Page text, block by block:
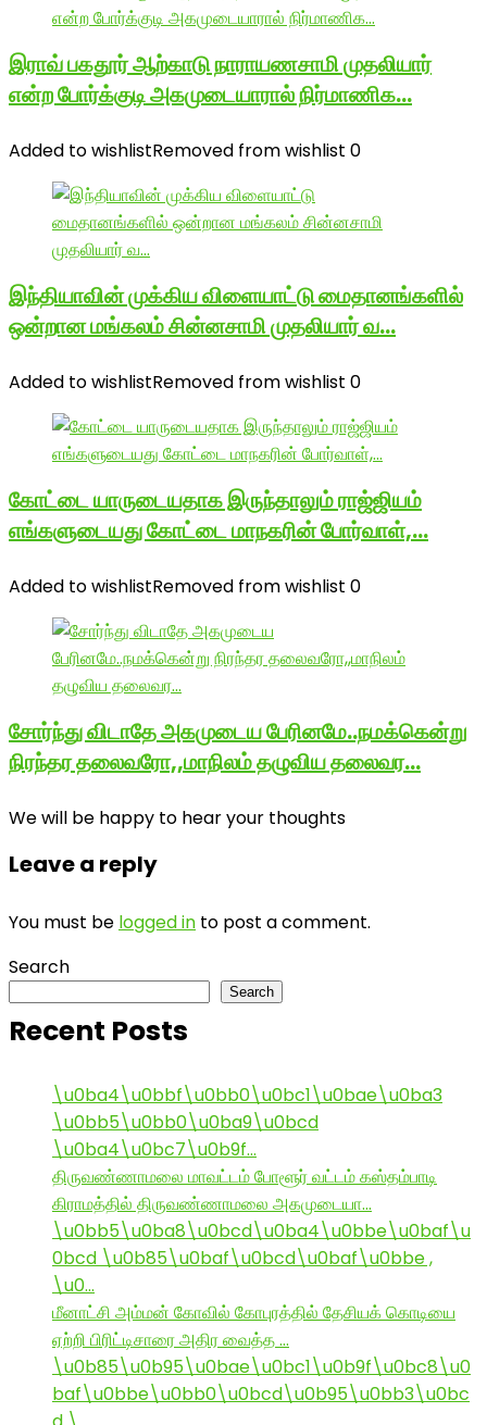
இராவ் பகதூர் ஆற்காடு நாராயணசாமி முதலியார்
என்ற போர்க்குடி அகமுடையாரால் நிர்மாணிக…
Added to wishlistRemoved from wishlist 0
இந்தியாவின் முக்கிய விளையாட்டு மைதானங்களில்
ஒன்றான மங்கலம் சின்னசாமி முதலியார் வ…
Added to wishlistRemoved from wishlist 0
கோட்டை யாருடையதாக இருந்தாலும் ராஜ்ஜியம்
எங்களுடையது கோட்டை மாநகரின் போர்வாள்,…
Added to wishlistRemoved from wishlist 0
சோர்ந்து விடாதே அகமுடைய பேரினமே..நமக்கென்று
நிரந்தர தலைவரோ,,மாநிலம் தழுவிய தலைவர…
We will be happy to hear your thoughts
Leave a reply
You must be logged in to post a comment.
Search
Search
Recent Posts
\u0ba4\u0bbf\u0bb0\u0bc1\u0bae\u0ba3
\u0bb5\u0bb0\u0ba9\u0bcd
\u0ba4\u0bc7\u0b9f…
திருவண்ணாமலை மாவட்டம் போளூர் வட்டம் கஸ்தம்பாடி
கிராமத்தில் திருவண்ணாமலை அகமுடையா…
\u0bb5\u0ba8\u0bcd\u0ba4\u0bbe\u0baf\u
0bcd \u0b85\u0baf\u0bcd\u0baf\u0bbe ,
\u0…
மீனாட்சி அம்மன் கோவில் கோபுரத்தில் தேசியக் கொடியை
ஏற்றி பிரிட்டிசாரை அதிர வைத்த …
\u0b85\u0b95\u0bae\u0bc1\u0b9f\u0bc8\u0
baf\u0bbe\u0bb0\u0bcd\u0b95\u0bb3\u0bc